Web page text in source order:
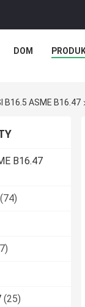
DOM
B16.5 ASME B16.47
B16.47
(74)
(25)